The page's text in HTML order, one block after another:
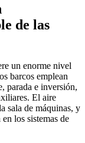
de las
un enorme nivel
barcos emplean
parada e inversión,
El aire
sala de máquinas, y
los sistemas de